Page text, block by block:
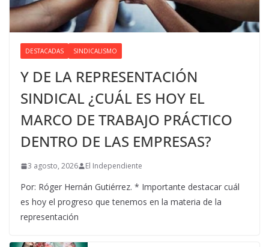
DESTACADAS SINDICALISMO
Y DE LA REPRESENTACIÓN
SINDICAL ¿CUÁL ES HOY EL
MARCO DE TRABAJO PRÁCTICO
DENTRO DE LAS EMPRESAS?
3 agosto, 2026 El Independiente
Por: Róger Hernán Gutiérrez. * Importante destacar cuál
es hoy el progreso que tenemos en la materia de la
representación